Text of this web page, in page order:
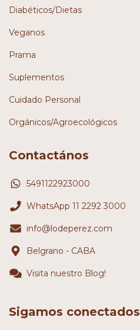
Diabéticos/Dietas
Veganos
Prama
Suplementos
Cuidado Personal
Orgánicos/Agroecológicos
Contactános
5491122923000
WhatsApp 11 2292 3000
info@lodeperez.com
Belgrano - CABA
Visita nuestro Blog!
Sigamos conectados